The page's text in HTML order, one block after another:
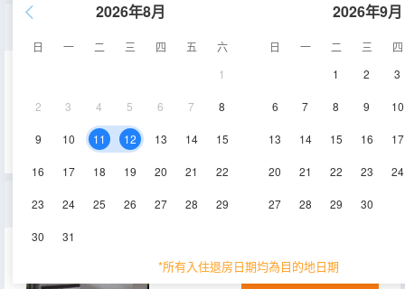
2026年8月
日 一 二 三 四 五
六
1
2 3 4 5 6 7 8
9 10 11 12 13 14 15
16 17 18 19 20 21 22
23 24 25 26 27 28 29
30 31
2026年9月
日 一 二 三
四
1
2 3
6 7 8 9 10
13 14 15 16 17
20 21 22 23 24
27 28 29 30
*所有入住退房日期均為目的地日期
山景高級客房
39㎡ 空調 淋浴